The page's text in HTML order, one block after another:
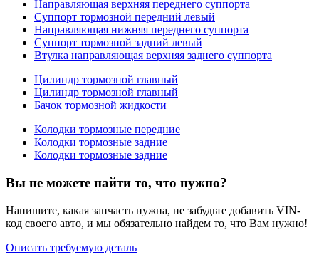
Направляющая верхняя переднего суппорта
Суппорт тормозной передний левый
Направляющая нижняя переднего суппорта
Суппорт тормозной задний левый
Втулка направляющая верхняя заднего суппорта
Цилиндр тормозной главный
Цилиндр тормозной главный
Бачок тормозной жидкости
Колодки тормозные передние
Колодки тормозные задние
Колодки тормозные задние
Вы не можете найти то, что нужно?
Напишите, какая запчасть нужна, не забудьте добавить VIN-
код своего авто, и мы обязательно найдем то, что Вам нужно!
Описать требуемую деталь